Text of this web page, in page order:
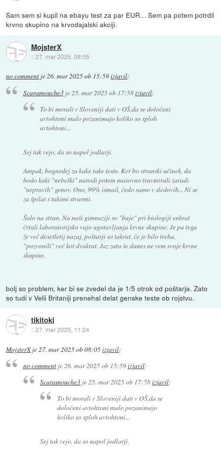
Sam sem si kupil na ebayu test za par EUR... Sem pa potem potrdil
krvno skupino na krvodajalski akciji.
MojsterX
::27. mar 2025, 08:05
no comment je26. mar 2025 ob 15:59izjavil:
Scaramouche3je25. mar 2025 ob 17:58izjavil:
To bi morali v Sloveniji dati v OŠ,da se določeni
avtohtoni malo pozanimajo koliko so sploh
avtohtoni...
Sej tak vejo, da so napol jodlarji.
Ampak, bognedej za kake take teste. Ker bo stranski učinek, da
bodo kaki "nebeški" narodi potem masovno travmirali zaradi
"nepravih" genov. Ono, 99% ismail, čedo samo v sledovih... Ni se
za špilat s takimi stvarmi.
Šalo na stran. Na naši gimnaziji so "baje" pri biologiji enkrat
črtali laboratorijsko vajo ugotavljanja krvne skupine. Je pa tega
že več desetletij nazaj, poštarji so takrat, če je bilo treba,
"pozvonili" več kot dvakrat. Jaz zato še danes ne vem svoje krvne
skupine.
bolj so problem, ker bi se zvedel da je 1/5 otrok od poštarja. Zato
so tudi v Velii Britaniji prenehal delat genske teste ob rojstvu.
tikitoki
::27. mar 2025, 11:24
MojsterXje 27. mar 2025 ob 08:05izjavil:
no commentje26. mar 2025 ob 15:59izjavil:
Scaramouche3 je25. mar 2025 ob 17:58izjavil:
To bi morali v Sloveniji dati v OŠ,da se
določeni avtohtoni malo pozanimajo
koliko so sploh avtohtoni...
Sej tak vejo, da so napol jodlarji.